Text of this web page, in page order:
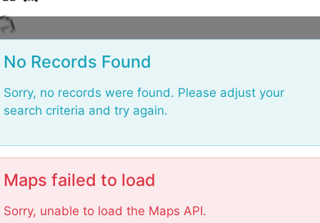
No Records Found
Sorry, no records were found. Please adjust your
search criteria and try again.
Maps failed to load
Sorry, unable to load the Maps API.